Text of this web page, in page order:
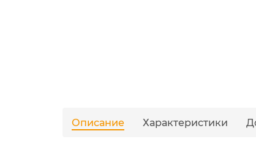
Описание Характеристики